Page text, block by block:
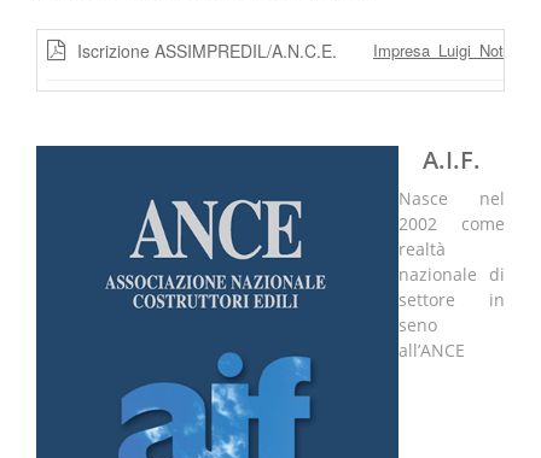
Iscrizione ASSIMPREDIL/A.N.C.E.
A.I.F.
Nasce nel
2002 come
realtà
nazionale di
settore in
seno
all’ANCE